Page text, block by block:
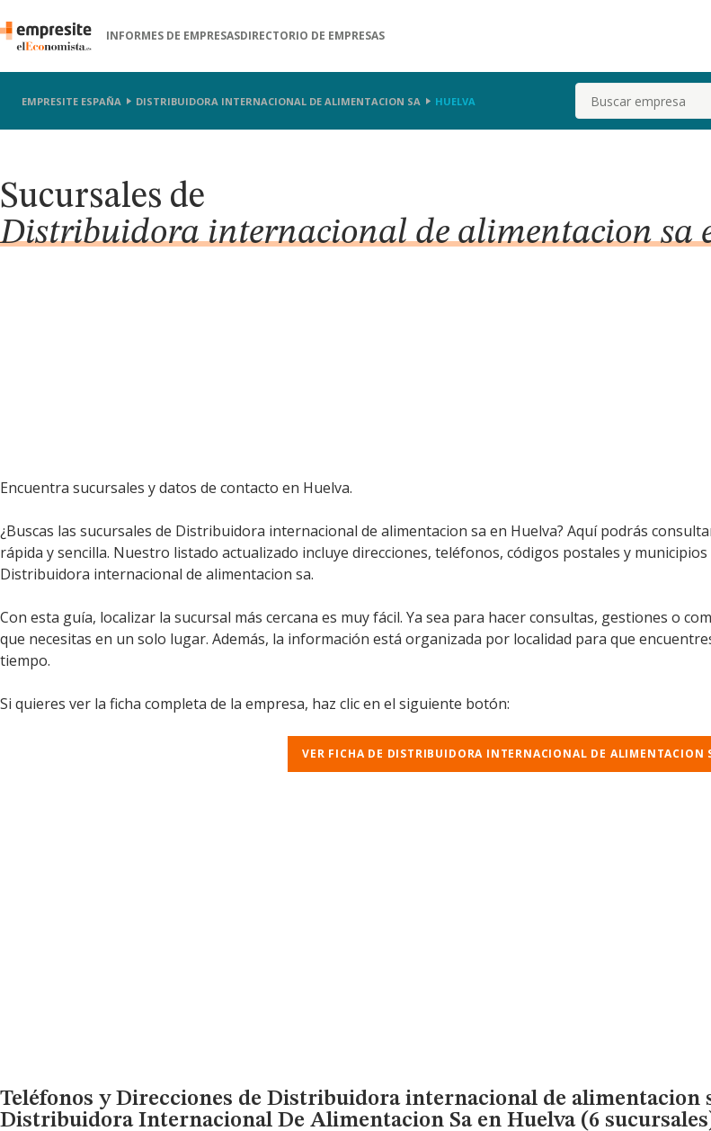
INFORMES DE EMPRESASDIRECTORIO DE EMPRESAS
EMPRESITE ESPAÑA DISTRIBUIDORA INTERNACIONAL DE ALIMENTACION SA HUELVA Buscar
Sucursales de
Distribuidora internacional de alimentacion sa
Encuentra sucursales y datos de contacto en Huelva.
¿Buscas las sucursales de Distribuidora internacional de alimentacion sa en Huelva? Aquí podrás
rápida y sencilla. Nuestro listado actualizado incluye direcciones, teléfonos, códigos postales y
Distribuidora internacional de alimentacion sa.
Con esta guía, localizar la sucursal más cercana es muy fácil. Ya sea para hacer consultas, gestiones o
que necesitas en un solo lugar. Además, la información está organizada por localidad para que
tiempo.
Si quieres ver la ficha completa de la empresa, haz clic en el siguiente botón:
VER FICHA DE DISTRIBUIDORA INTERNACIONAL DE ALIMENTACION
Teléfonos y Direcciones de Distribuidora internacional de alimentacion
Distribuidora Internacional De Alimentacion Saen Huelva (6